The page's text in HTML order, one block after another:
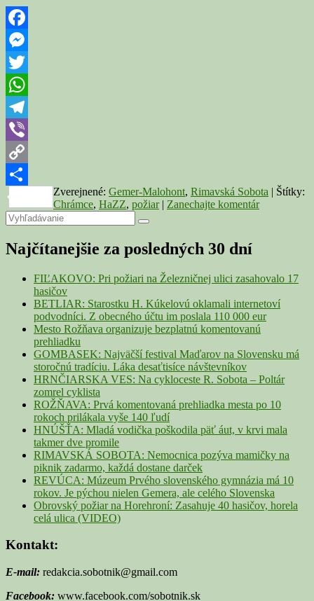
Facebook
Messenger
Twitter
WhatsApp
Telegram
Viber
Copy
Link
Share
Zverejnené: Gemer-Malohont, Rimavská Sobota | Štítky:
Chrámce, HaZZ, požiar | Zanechajte komentár
Primary
Sidebar
Widget
Area
Search
for:
Search
Najčítanejšie za posledných 30 dní
FIĽAKOVO: Pri požiari na Železničnej ulici zasahovalo 17
hasičov
BETLIAR: Starostku H. Kúkelovú oklamali internetoví
podvodníci. Z obecného účtu im poslala 110 000 eur
Mesto Rožňava organizuje bezplatnú komentovanú
prehliadku
GOMBASEK: Najväčší festival Maďarov na Slovensku má
storočnú tradíciu. Láka desaťtisíce návštevníkov
HRNČIARSKA VES: Na cykloceste R. Sobota – Poltár
zomrel cyklista
ROŽŇAVA: Prvá komentovaná prehliadka mesta po 10
rokoch prilákala vyše 140 ľudí
HNÚŠŤA: Mladá vodička poškodila päť áut, v krvi mala
takmer dve promile
RIMAVSKÁ SOBOTA: Nemocnica pozýva mamičky na
piknik zadarmo, každá dostane darček
REVÚCA: Múzeum Prvého slovenského gymnázia má 10
rokov. Je pýchou nielen Gemera, ale celého Slovenska
Obrovský požiar na Horehroní: Zasahuje 40 hasičov, horela
celá ulica (VIDEO)
Kontakt:
E-mail: redakcia.sobotnik@gmail.com
Facebook: www.facebook.com/sobotnik.sk